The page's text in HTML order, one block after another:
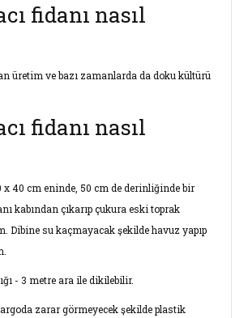
fidanı nasıl
üretim ve bazı zamanlarda da doku kültürü
fidanı nasıl
40 cm eninde, 50 cm de derinliğinde bir
kabından çıkarıp çukura eski toprak
Dibine su kaçmayacak şekilde havuz yapıp
- 3 metre ara ile dikilebilir.
zarar görmeyecek şekilde plastik